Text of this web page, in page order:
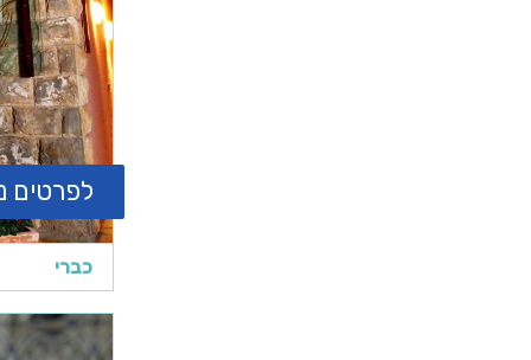
לפרטים
כברי